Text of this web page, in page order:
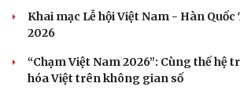
Khai mạc Lễ hội Việt Nam - Hàn
2026
“Chạm Việt Nam 2026”: Cùng thế hệ
hóa Việt trên không gian số